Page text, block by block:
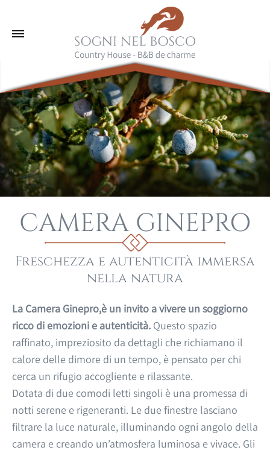
CAMERA GINEPRO
Freschezza e autenticità immersa
nella natura
La Camera Ginepro,è un invito a vivere un soggiorno
ricco di emozioni e autenticità. Questo spazio
raffinato, impreziosito da dettagli che richiamano il
calore delle dimore di un tempo, è pensato per chi
cerca un rifugio accogliente e rilassante.
Dotata di due comodi letti singoli è una promessa di
notti serene e rigeneranti. Le due finestre lasciano
filtrare la luce naturale, illuminando ogni angolo della
camera e creando un’atmosfera luminosa e vivace. Gli